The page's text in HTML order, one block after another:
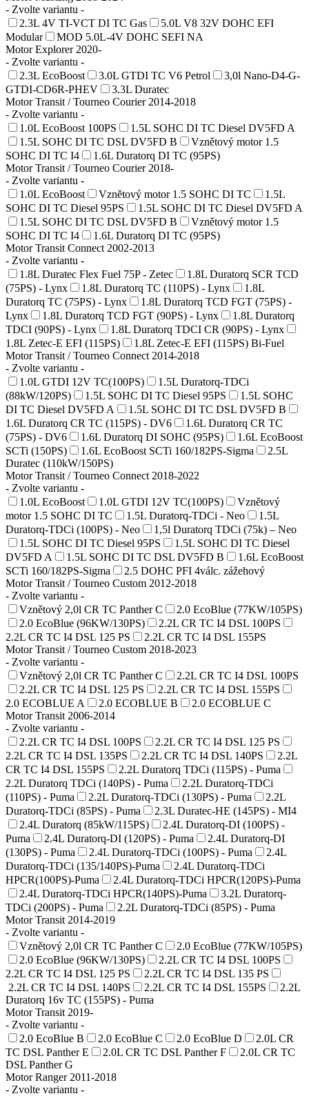
- Zvolte variantu -
2.3L 4V TI-VCT DI TC Gas
5.0L V8 32V DOHC EFI
Modular
MOD 5.0L-4V DOHC SEFI NA
Motor Explorer 2020-
- Zvolte variantu -
2.3L EcoBoost
3.0L GTDI TC V6 Petrol
3,0l Nano-D4-G-
GTDI-CD6R-PHEV
3.3L Duratec
Motor Transit / Tourneo Courier 2014-2018
- Zvolte variantu -
1.0L EcoBoost 100PS
1.5L SOHC DI TC Diesel DV5FD A
1.5L SOHC DI TC DSL DV5FD B
Vznětový motor 1.5
SOHC DI TC I4
1.6L Duratorq DI TC (95PS)
Motor Transit / Tourneo Courier 2018-
- Zvolte variantu -
1.0L EcoBoost
Vznětový motor 1.5 SOHC DI TC
1.5L
SOHC DI TC Diesel 95PS
1.5L SOHC DI TC Diesel DV5FD A
1.5L SOHC DI TC DSL DV5FD B
Vznětový motor 1.5
SOHC DI TC I4
1.6L Duratorq DI TC (95PS)
Motor Transit Connect 2002-2013
- Zvolte variantu -
1.8L Duratec Flex Fuel 75P - Zetec
1.8L Duratorq SCR TCD
(75PS) - Lynx
1.8L Duratorq TC (110PS) - Lynx
1.8L
Duratorq TC (75PS) - Lynx
1.8L Duratorq TCD FGT (75PS) -
Lynx
1.8L Duratorq TCD FGT (90PS) - Lynx
1.8L Duratorq
TDCI (90PS) - Lynx
1.8L Duratorq TDCI CR (90PS) - Lynx
1.8L Zetec-E EFI (115PS)
1.8L Zetec-E EFI (115PS) Bi-Fuel
Motor Transit / Tourneo Connect 2014-2018
- Zvolte variantu -
1.0L GTDI 12V TC(100PS)
1.5L Duratorq-TDCi
(88kW/120PS)
1.5L SOHC DI TC Diesel 95PS
1.5L SOHC
DI TC Diesel DV5FD A
1.5L SOHC DI TC DSL DV5FD B
1.6L Duratorq CR TC (115PS) - DV6
1.6L Duratorq CR TC
(75PS) - DV6
1.6L Duratorq DI SOHC (95PS)
1.6L EcoBoost
SCTi (150PS)
1.6L EcoBoost SCTi 160/182PS-Sigma
2.5L
Duratec (110kW/150PS)
Motor Transit / Tourneo Connect 2018-2022
- Zvolte variantu -
1.0L EcoBoost
1.0L GTDI 12V TC(100PS)
Vznětový
motor 1.5 SOHC DI TC
1.5L Duratorq-TDCi - Neo
1.5L
Duratorq-TDCi (100PS) - Neo
1,5l Duratorq TDCi (75k) – Neo
1.5L SOHC DI TC Diesel 95PS
1.5L SOHC DI TC Diesel
DV5FD A
1.5L SOHC DI TC DSL DV5FD B
1.6L EcoBoost
SCTi 160/182PS-Sigma
2.5 DOHC PFI 4válc. zážehový
Motor Transit / Tourneo Custom 2012-2018
- Zvolte variantu -
Vznětový 2,0l CR TC Panther C
2.0 EcoBlue (77KW/105PS)
2.0 EcoBlue (96KW/130PS)
2.2L CR TC I4 DSL 100PS
2.2L CR TC I4 DSL 125 PS
2.2L CR TC I4 DSL 155PS
Motor Transit / Tourneo Custom 2018-2023
- Zvolte variantu -
Vznětový 2,0l CR TC Panther C
2.2L CR TC I4 DSL 100PS
2.2L CR TC I4 DSL 125 PS
2.2L CR TC I4 DSL 155PS
2.0 ECOBLUE A
2.0 ECOBLUE B
2.0 ECOBLUE C
Motor Transit 2006-2014
- Zvolte variantu -
2.2L CR TC I4 DSL 100PS
2.2L CR TC I4 DSL 125 PS
2.2L CR TC I4 DSL 135PS
2.2L CR TC I4 DSL 140PS
2.2L
CR TC I4 DSL 155PS
2.2L Duratorq TDCi (115PS) - Puma
2.2L Duratorq TDCi (140PS) - Puma
2.2L Duratorq-TDCi
(110PS) - Puma
2.2L Duratorq-TDCi (130PS) - Puma
2.2L
Duratorq-TDCi (85PS) - Puma
2.3L Duratec-HE (145PS) - MI4
2.4L Duratorq (85kW/115PS)
2.4L Duratorq-DI (100PS) -
Puma
2.4L Duratorq-DI (120PS) - Puma
2.4L Duratorq-DI
(130PS) - Puma
2.4L Duratorq-TDCi (100PS) - Puma
2.4L
Duratorq-TDCi (135/140PS)-Puma
2.4L Duratorq-TDCi
HPCR(100PS)-Puma
2.4L Duratorq-TDCi HPCR(120PS)-Puma
2.4L Duratorq-TDCi HPCR(140PS)-Puma
3.2L Duratorq-
TDCi (200PS) - Puma
2.2L Duratorq-TDCi (85PS) - Puma
Motor Transit 2014-2019
- Zvolte variantu -
Vznětový 2,0l CR TC Panther C
2.0 EcoBlue (77KW/105PS)
2.0 EcoBlue (96KW/130PS)
2.2L CR TC I4 DSL 100PS
2.2L CR TC I4 DSL 125 PS
2.2L CR TC I4 DSL 135 PS
2.2L CR TC I4 DSL 140PS
2.2L CR TC I4 DSL 155PS
2.2L
Duratorq 16v TC (155PS) - Puma
Motor Transit 2019-
- Zvolte variantu -
2.0 EcoBlue B
2.0 EcoBlue C 2.0 EcoBlue D
2.0L CR
TC DSL Panther E
2.0L CR TC DSL Panther F
2.0L CR TC
DSL Panther G
Motor Ranger 2011-2018
- Zvolte variantu -